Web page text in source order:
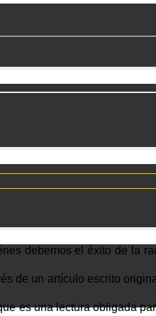
debemos el éxito de la
de un artículo escrito
es una lectura obligada